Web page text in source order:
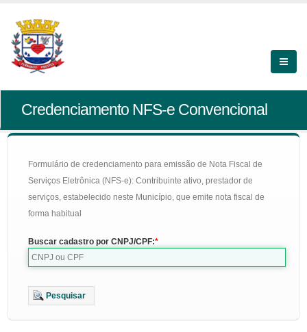
Credenciamento NFS-e Convencional
Formulário de credenciamento para emissão de Nota Fiscal de
Serviços Eletrônica (NFS-e): Contribuinte ativo, prestador de
serviços, estabelecido neste Município, que emite nota fiscal de
forma habitual
Buscar cadastro por CNPJ/CPF:
Pesquisar